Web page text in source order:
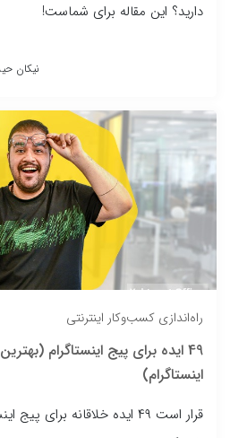
دارید؟ این مقاله برای شماست!
نیکان
راه‌اندازی کسب‌وکار اینترنتی
49 ایده برای پیج اینستاگرام
اینستاگرام)
قرار است ۴۹ ایده خلاقانه برای